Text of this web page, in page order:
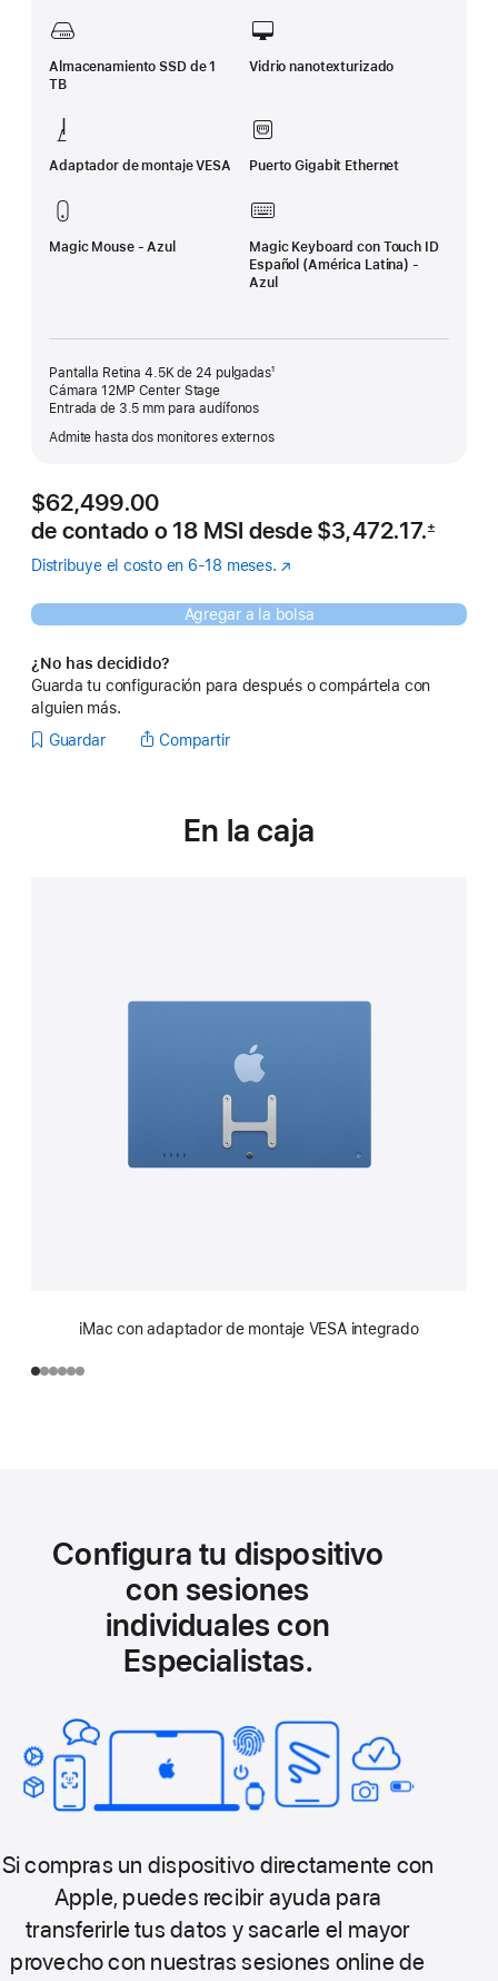
Almacenamiento SSD de 1
TB
Vidrio nanotexturizado
Adaptador de montaje VESA Puerto Gigabit Ethernet
Magic Mouse - Azul
Magic Keyboard con Touch ID
Español (América Latina) -
Azul
Pantalla Retina 4.5K de 24 pulgadas¹
Cámara 12MP Center Stage
Entrada de 3.5 mm para audífonos
Admite hasta dos monitores externos
$62,499.00
de contado o 18 MSI desde $3,472.17.
Nota al pie
±
Distribuye el costo en 6-18 meses.
en
una
Agregar a la bolsa
¿No has decidido?
Guarda tu configuración para después o compártela con
alguien más.
Guardar
Compartir
En la caja
iMac con adaptador de montaje VESA integrado
Configura tu dispositivo
con sesiones
individuales con
Especialistas.
Si compras un dispositivo directamente con
Apple, puedes recibir ayuda para
transferirle tus datos y sacarle el mayor
provecho con nuestras sesiones online de